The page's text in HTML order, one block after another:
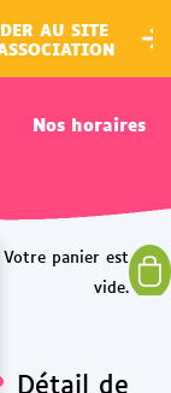
AU SITE
Nos horaires
Détail de